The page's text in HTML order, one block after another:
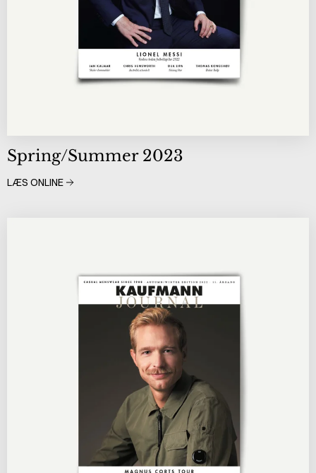
Spring/Summer 2023
LÆS ONLINE